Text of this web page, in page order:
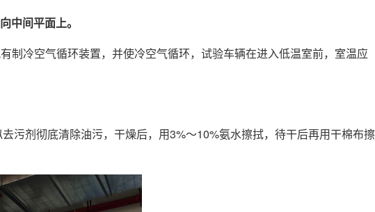
中间平面上。
制冷空气循环装置，并使冷空气循环，试验车辆在进入低温室前，室温应
污剂彻底清除油污，干燥后，用3%～10%氨水擦拭，待干后再用干棉布擦